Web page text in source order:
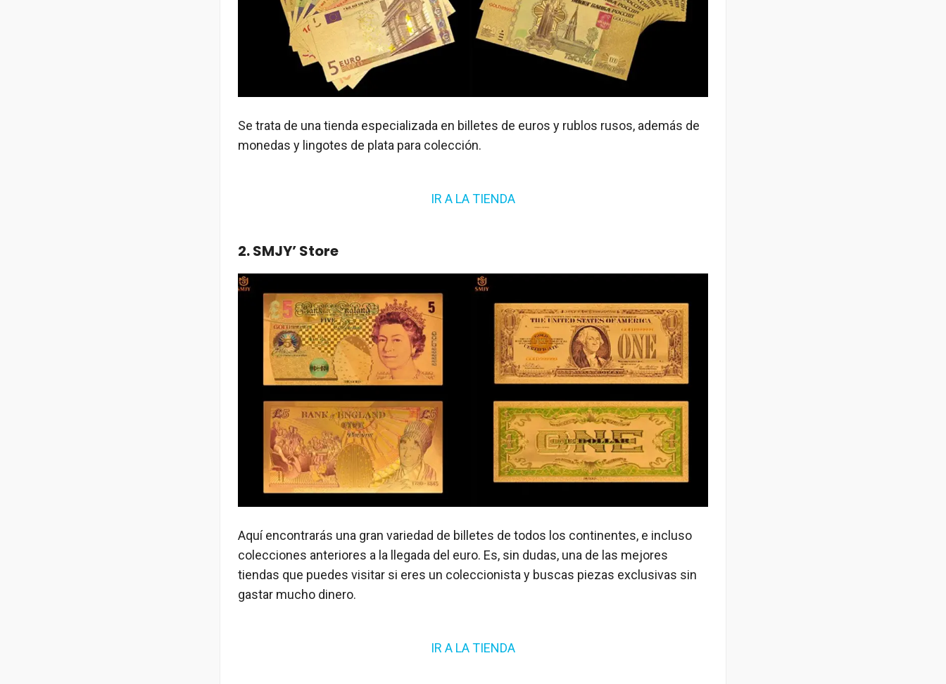
Se trata de una tienda especializada en billetes de euros y rublos rusos, además de
monedas y lingotes de plata para colección.
IR A LA TIENDA
2. SMJY’ Store
Aquí encontrarás una gran variedad de billetes de todos los continentes, e incluso
colecciones anteriores a la llegada del euro. Es, sin dudas, una de las mejores
tiendas que puedes visitar si eres un coleccionista y buscas piezas exclusivas sin
gastar mucho dinero.
IR A LA TIENDA